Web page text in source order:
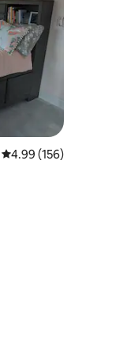
Calificación promedio:
4.99 (156)